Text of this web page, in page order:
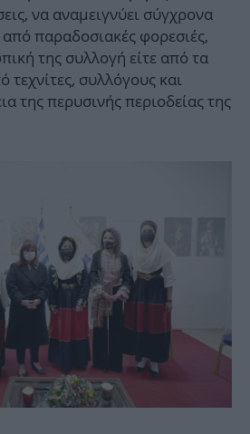
να αναμειγνύει σύγχρονα
παραδοσιακές φορεσιές,
της συλλογή είτε από τα
συλλόγους και
της περυσινής περιοδείας της